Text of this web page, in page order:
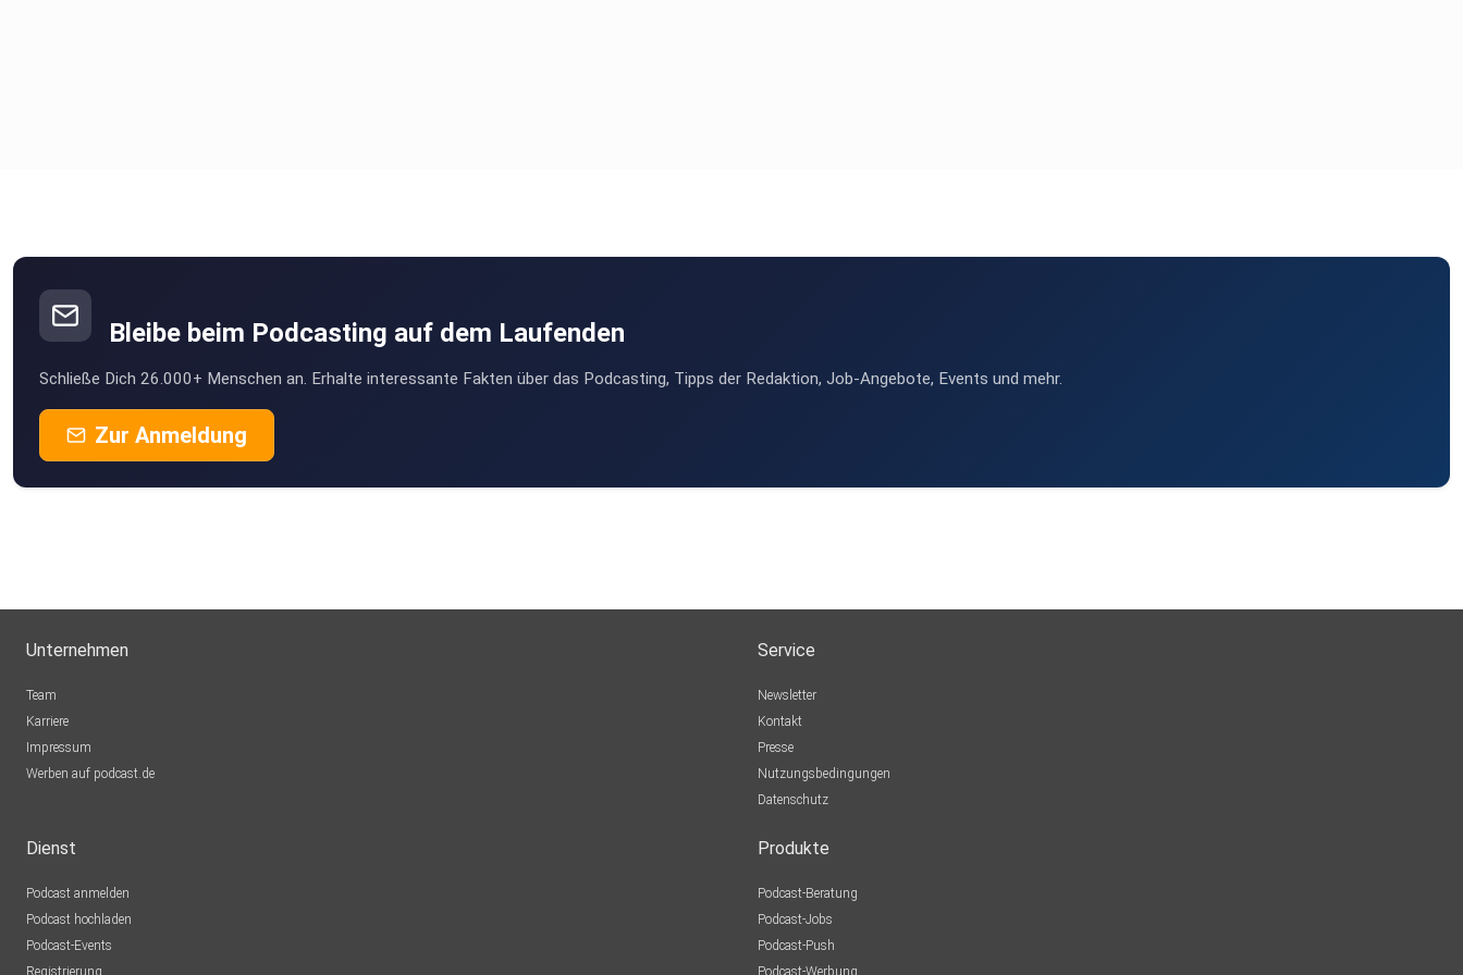
Bleibe beim Podcasting auf dem Laufenden
Schließe Dich 26.000+ Menschen an. Erhalte interessante Fakten über das Podcasting, Tipps der Redaktion, Job-Angebote, Events und mehr.
Zur Anmeldung
Unternehmen
Team
Karriere
Impressum
Werben auf podcast.de
Service
Newsletter
Kontakt
Presse
Nutzungsbedingungen
Datenschutz
Dienst
Podcast anmelden
Podcast hochladen
Podcast-Events
Registrierung
Produkte
Podcast-Beratung
Podcast-Jobs
Podcast-Push
Podcast-Werbung